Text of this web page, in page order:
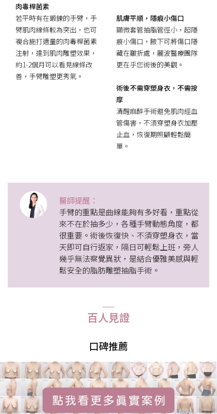
肉毒桿菌素
若平時有在鍛鍊的手臂，手
臂肌肉線條較為突出，也可
複合施打適量的肉毒桿菌素
注射，達到肌肉雕塑效果，
約1-2個月可以看見線條改
善，手臂雕塑更秀氣。
肌膚平順，隱痕小傷口
顯微套管抽脂管徑小，超隱
痕小傷口，腋下可將傷口隱
藏在皺折處，麗波醫療團隊
更在乎您術後的美觀。
術後不需穿塑身衣，不需按
摩
清醒麻醉手術避免肌肉經血
管傷害，不須穿塑身衣加壓
止血，恢復期照顧輕鬆簡
單。
醫師提醒：
手臂的重點是曲線能夠有多好看，重點從
來不在於抽多少，各種手臂動態角度，都
很重要。術後恢復快、不須穿塑身衣，當
天即可自行返家，隔日可輕鬆上班，旁人
幾乎無法察覺異狀，是結合優雅美感與輕
鬆安全的脂肪雕塑抽脂手術。
百人見證
口碑推薦